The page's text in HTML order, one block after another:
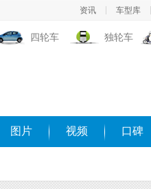
资讯 车型库
四轮车 独轮车
图片 视频 口碑